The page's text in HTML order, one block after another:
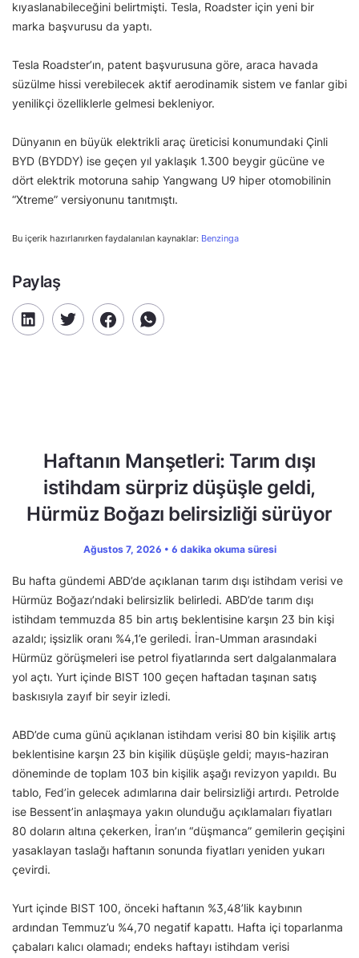
kıyaslanabileceğini belirtmişti. Tesla, Roadster için yeni bir
marka başvurusu da yaptı.
Tesla Roadster’ın, patent başvurusuna göre, araca havada
süzülme hissi verebilecek aktif aerodinamik sistem ve fanlar gibi
yenilikçi özelliklerle gelmesi bekleniyor.
Dünyanın en büyük elektrikli araç üreticisi konumundaki Çinli
BYD (BYDDY) ise geçen yıl yaklaşık 1.300 beygir gücüne ve
dört elektrik motoruna sahip Yangwang U9 hiper otomobilinin
“Xtreme” versiyonunu tanıtmıştı.
Bu içerik hazırlanırken faydalanılan kaynaklar: Benzinga
Paylaş
Haftanın Manşetleri: Tarım dışı
istihdam sürpriz düşüşle geldi,
Hürmüz Boğazı belirsizliği sürüyor
Ağustos 7, 2026 • 6 dakika okuma süresi
Bu hafta gündemi ABD’de açıklanan tarım dışı istihdam verisi ve
Hürmüz Boğazı’ndaki belirsizlik belirledi. ABD’de tarım dışı
istihdam temmuzda 85 bin artış beklentisine karşın 23 bin kişi
azaldı; işsizlik oranı %4,1’e geriledi. İran-Umman arasındaki
Hürmüz görüşmeleri ise petrol fiyatlarında sert dalgalanmalara
yol açtı. Yurt içinde BIST 100 geçen haftadan taşınan satış
baskısıyla zayıf bir seyir izledi.
ABD’de cuma günü açıklanan istihdam verisi 80 bin kişilik artış
beklentisine karşın 23 bin kişilik düşüşle geldi; mayıs-haziran
döneminde de toplam 103 bin kişilik aşağı revizyon yapıldı. Bu
tablo, Fed’in gelecek adımlarına dair belirsizliği artırdı. Petrolde
ise Bessent’in anlaşmaya yakın olunduğu açıklamaları fiyatları
80 doların altına çekerken, İran’ın “düşmanca” gemilerin geçişini
yasaklayan taslağı haftanın sonunda fiyatları yeniden yukarı
çevirdi.
Yurt içinde BIST 100, önceki haftanın %3,48’lik kaybının
ardından Temmuz’u %4,70 negatif kapattı. Hafta içi toparlanma
çabaları kalıcı olamadı; endeks haftayı istihdam verisi